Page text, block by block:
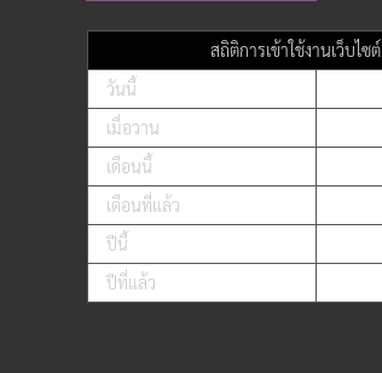
สถิติการเข้าใช้งานเว็บไซต์
วันนี้
เมื่อวาน
เดือนนี้
เดือนที่แล้ว
ปีนี้
ปีที่แล้ว